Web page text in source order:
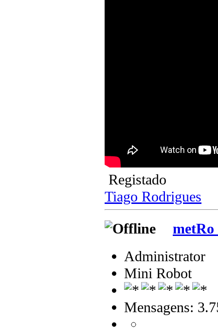
Registado
Tiago Rodrigues
Administrator
Mini Robot
Mensagens: